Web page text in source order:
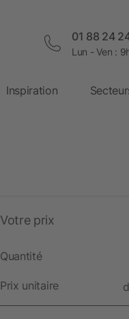
01 88 24
Lun - Ven :
Inspiration
Votre prix
Quantité
Prix unitaire